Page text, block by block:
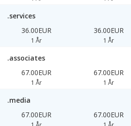
.services
36.00EUR
1 År
36.00EUR
1 År
.associates
67.00EUR
1 År
67.00EUR
1 År
.media
67.00EUR
67.00EUR